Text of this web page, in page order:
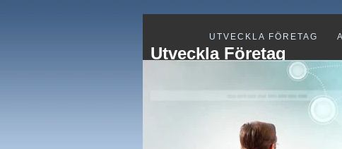
UTVECKLA FÖRETAG
Utveckla Företag